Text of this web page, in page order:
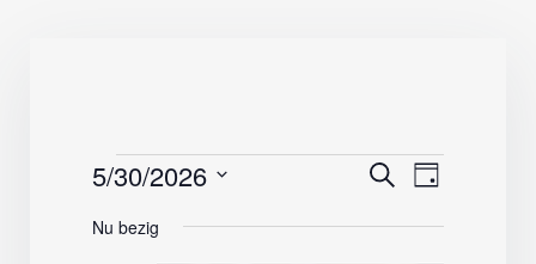
Evenementen
in
en
Zoeken
Dag
5/30/2026
een
Nu bezig